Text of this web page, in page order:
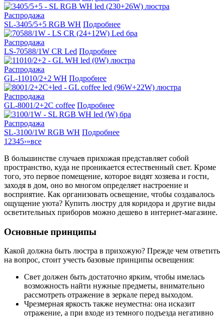
Распродажа
SL-3405/5+5 RGB WH Подробнее
Распродажа
LS-70588/1W CR Led Подробнее
Распродажа
GL-11010/2+2 WH Подробнее
Распродажа
GL-8001/2+2C coffee Подробнее
Распродажа
SL-3100/1W RGB WH Подробнее
1 2345›»все
В большинстве случаев прихожая представляет собой
пространство, куда не проникается естественный свет. Кроме
того, это первое помещение, которое видят хозяева и гости,
заходя в дом, оно во многом определяет настроение и
восприятие. Как организовать освещение, чтобы создавалось
ощущение уюта? Купить люстру для коридора и другие виды
осветительных приборов можно дешево в интернет-магазине.
Основные принципы
Какой должна быть люстра в прихожую? Прежде чем ответить
на вопрос, стоит учесть базовые принципы освещения:
Свет должен быть достаточно ярким, чтобы имелась
возможность найти нужные предметы, внимательно
рассмотреть отражение в зеркале перед выходом.
Чрезмерная яркость также неуместна: она исказит
отражение, а при входе из темного подъезда негативно